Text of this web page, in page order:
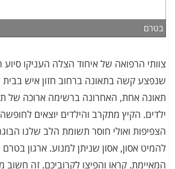
בטרם
שנפצע קשה בתאונה ברחוב חזון איש
תאונה אחת, האחרונה ברשימה ארוכה של
ילדים. הקיץ מתקרב והילדים יוצאים
הצפיפות ואולי חוסר תשומת הלב שלנו
להמיט אסון, אסון שניתן למנוע. ארגון
המאיימת. קראו והפיצו לקרוביכם. זה חשוב